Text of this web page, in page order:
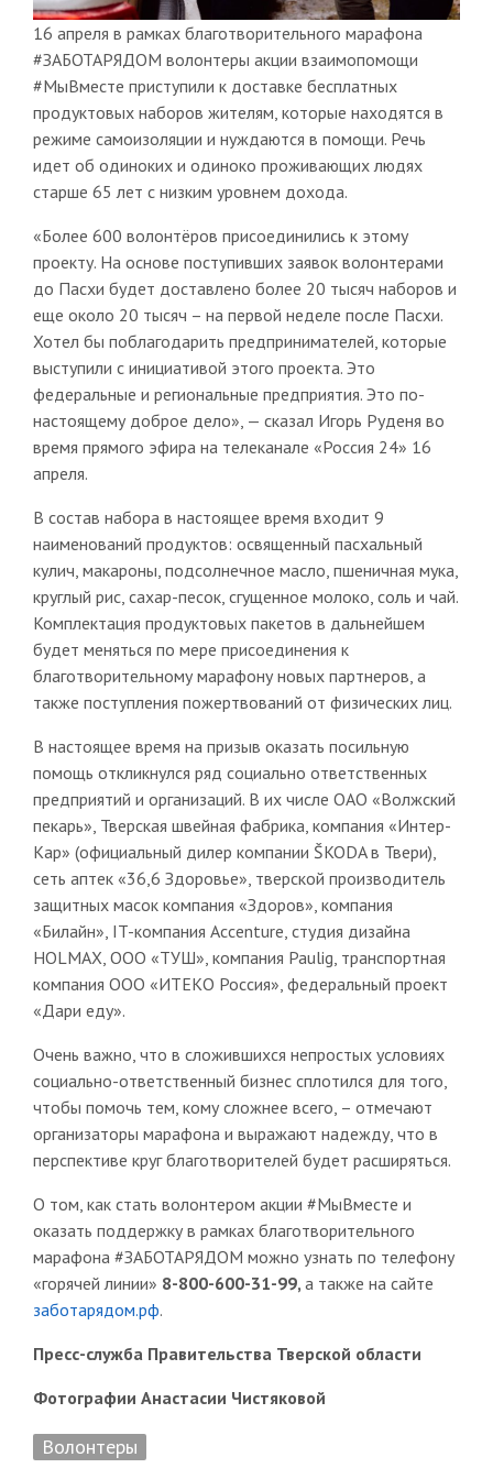
16 апреля в рамках благотворительного марафона
#ЗАБОТАРЯДОМ волонтеры акции взаимопомощи
#МыВместе приступили к доставке бесплатных
продуктовых наборов жителям, которые находятся в
режиме самоизоляции и нуждаются в помощи. Речь
идет об одиноких и одиноко проживающих людях
старше 65 лет с низким уровнем дохода.
«Более 600 волонтёров присоединились к этому
проекту. На основе поступивших заявок волонтерами
до Пасхи будет доставлено более 20 тысяч наборов и
еще около 20 тысяч – на первой неделе после Пасхи.
Хотел бы поблагодарить предпринимателей, которые
выступили с инициативой этого проекта. Это
федеральные и региональные предприятия. Это по-
настоящему доброе дело», — сказал Игорь Руденя во
время прямого эфира на телеканале «Россия 24» 16
апреля.
В состав набора в настоящее время входит 9
наименований продуктов: освященный пасхальный
кулич, макароны, подсолнечное масло, пшеничная мука,
круглый рис, сахар-песок, сгущенное молоко, соль и чай.
Комплектация продуктовых пакетов в дальнейшем
будет меняться по мере присоединения к
благотворительному марафону новых партнеров, а
также поступления пожертвований от физических лиц.
В настоящее время на призыв оказать посильную
помощь откликнулся ряд социально ответственных
предприятий и организаций. В их числе ОАО «Волжский
пекарь», Тверская швейная фабрика, компания «Интер-
Кар» (официальный дилер компании ŠKODA в Твери),
сеть аптек «36,6 Здоровье», тверской производитель
защитных масок компания «Здоров», компания
«Билайн», IT-компания Accenture, студия дизайна
HOLMAX, ООО «ТУШ», компания Paulig, транспортная
компания ООО «ИТЕКО Россия», федеральный проект
«Дари еду».
Очень важно, что в сложившихся непростых условиях
социально-ответственный бизнес сплотился для того,
чтобы помочь тем, кому сложнее всего, – отмечают
организаторы марафона и выражают надежду, что в
перспективе круг благотворителей будет расширяться.
О том, как стать волонтером акции #МыВместе и
оказать поддержку в рамках благотворительного
марафона #ЗАБОТАРЯДОМ можно узнать по телефону
«горячей линии» 8-800-600-31-99, а также на сайте
заботарядом.рф.
Пресс-служба Правительства Тверской области
Фотографии Анастасии Чистяковой
Волонтеры